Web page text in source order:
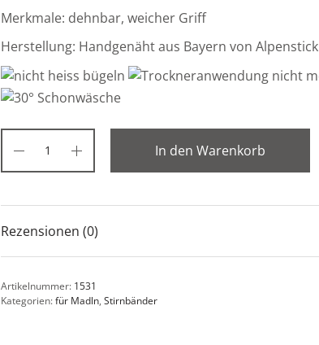
Merkmale: dehnbar, weicher Griff
Herstellung: Handgenäht aus Bayern von Alpenstick
In den Warenkorb
Rezensionen (0)
Artikelnummer: 1531
Kategorien:für Madln, Stirnbänder